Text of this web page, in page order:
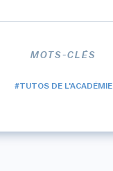
MOTS-CLÉS
#TUTOS DE L'ACADÉMIE